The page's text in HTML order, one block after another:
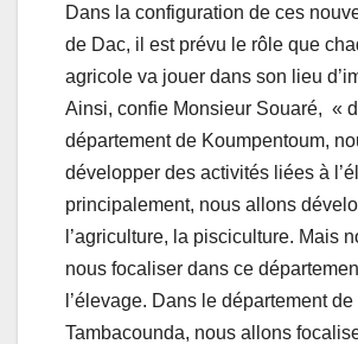
Dans la configuration de ces
de Dac, il est prévu le rôle que
agricole va jouer dans son lieu
Ainsi, confie Monsieur Souaré, «
département de Koumpentoum,
développer des activités liées à
principalement, nous allons
l’agriculture, la pisciculture. Mais
nous focaliser dans ce
l’élevage. Dans le département de
Tambacounda, nous allons